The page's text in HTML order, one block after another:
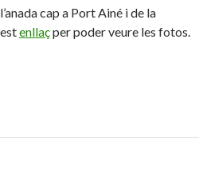
cap a Port Ainé i de la
enllaçper poder veure les fotos.